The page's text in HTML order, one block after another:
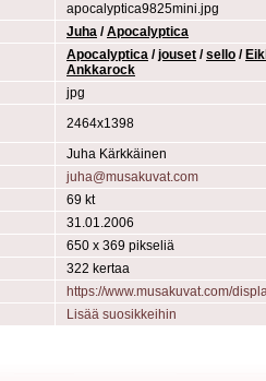
apocalyptica9825mini.jpg
Juha /Apocalyptica
Apocalyptica /jouset /sello /
Ankkarock
jpg
2464x1398
Juha Kärkkäinen
juha@musakuvat.com
69 kt
31.01.2006
650 x 369 pikseliä
322 kertaa
https://www.musakuvat.com/
Lisää suosikkeihin